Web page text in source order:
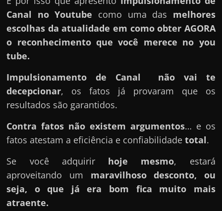
Canal no Youtube como uma das melhores
escolhas da atualidade em como obter AGORA
o reconhecimento que você merece no you
tube.
Impulsionamento de Canal
não vai te
decepcionar, os fatos já provaram que os
resultados são garantidos.
Contra fatos não existem argumentos… e os
fatos atestam a eficiência e confiabilidadetotal.
Se você adquirir hoje mesmo, estará
aproveitando um maravilhoso desconto, ou
seja, o que já era bom fica muito mais
atraente.